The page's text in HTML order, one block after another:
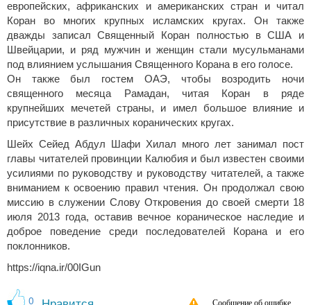
европейских, африканских и американских стран и читал
Коран во многих крупных исламских кругах. Он также
дважды записал Священный Коран полностью в США и
Швейцарии, и ряд мужчин и женщин стали мусульманами
под влиянием услышания Священного Корана в его голосе.
Он также был гостем ОАЭ, чтобы возродить ночи
священного месяца Рамадан, читая Коран в ряде
крупнейших мечетей страны, и имел большое влияние и
присутствие в различных коранических кругах.
Шейх Сейед Абдул Шафи Хилал много лет занимал пост
главы читателей провинции Калюбия и был известен своими
усилиями по руководству и руководству читателей, а также
вниманием к освоению правил чтения. Он продолжал свою
миссию в служении Слову Откровения до своей смерти 18
июля 2013 года, оставив вечное кораническое наследие и
доброе поведение среди последователей Корана и его
поклонников.
https://iqna.ir/00IGun
0